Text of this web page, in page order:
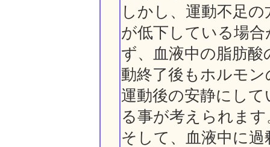
しかし、運動不足
が低下している場
ず、血液中の脂肪
動終了後もホルモ
運動後の安静にし
る事が考えられます
そして、血液中に